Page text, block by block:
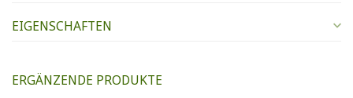
EIGENSCHAFTEN
ERGÄNZENDE PRODUKTE